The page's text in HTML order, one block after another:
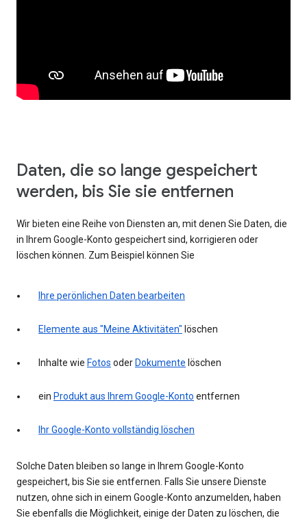
Daten, die so lange gespeichert
werden, bis Sie sie entfernen
Wir bieten eine Reihe von Diensten an, mit denen Sie Daten, die
in Ihrem Google-Konto gespeichert sind, korrigieren oder
löschen können. Zum Beispiel können Sie
Ihre perönlichen Daten bearbeiten
Elemente aus "Meine Aktivitäten" löschen
Inhalte wie Fotos oder Dokumente löschen
ein Produkt aus Ihrem Google-Konto entfernen
Ihr Google-Konto vollständig löschen
Solche Daten bleiben so lange in Ihrem Google-Konto
gespeichert, bis Sie sie entfernen. Falls Sie unsere Dienste
nutzen, ohne sich in einem Google-Konto anzumelden, haben
Sie ebenfalls die Möglichkeit, einige der Daten zu löschen, die